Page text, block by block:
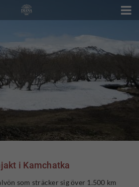

i Kamchatka
som sträcker sig över 1.500 km